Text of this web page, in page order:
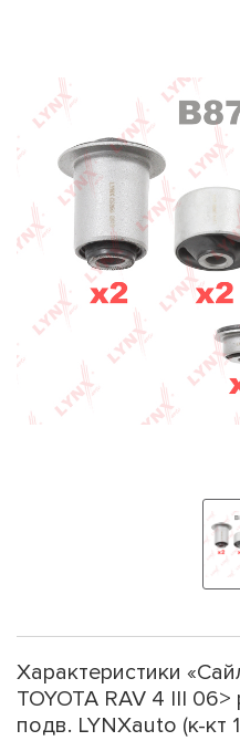
Характеристики
TOYOTA RAV 4 III
подв. LYNXauto (к-кт